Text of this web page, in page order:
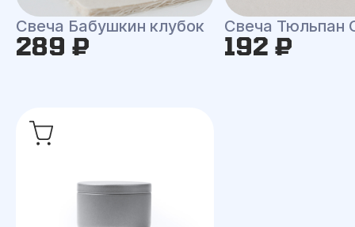
Свеча Бабушкин клубок
289 ₽
Свеча Тюльпан
192 ₽